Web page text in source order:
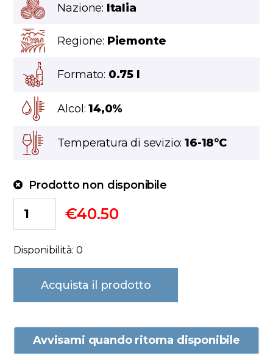
Nazione: Italia
Regione: Piemonte
Formato: 0.75 l
Alcol:14,0%
Temperatura di sevizio:16-18°C
Prodotto non disponibile
€40.50
Disponibilità: 0
Acquista il prodotto
Avvisami quando ritorna disponibile